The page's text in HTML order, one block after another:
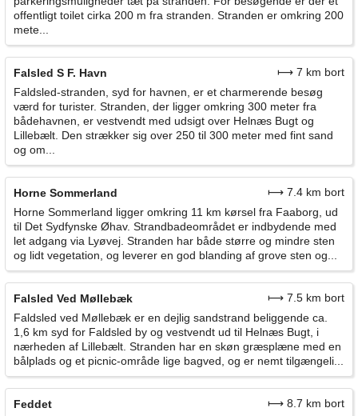
offentligt toilet cirka 200 m fra stranden. Stranden er omkring 200
mete...
Falsled S F. Havn
⟼ 7 km bort
Faldsled-stranden, syd for havnen, er et charmerende besøg
værd for turister. Stranden, der ligger omkring 300 meter fra
bådehavnen, er vestvendt med udsigt over Helnæs Bugt og
Lillebælt. Den strækker sig over 250 til 300 meter med fint sand
og om...
Horne Sommerland
⟼ 7.4 km bort
Horne Sommerland ligger omkring 11 km kørsel fra Faaborg, ud
til Det Sydfynske Øhav. Strandbadeområdet er indbydende med
let adgang via Lyøvej. Stranden har både større og mindre sten
og lidt vegetation, og leverer en god blanding af grove sten og...
Falsled Ved Møllebæk
⟼ 7.5 km bort
Faldsled ved Møllebæk er en dejlig sandstrand beliggende ca.
1,6 km syd for Faldsled by og vestvendt ud til Helnæs Bugt, i
nærheden af Lillebælt. Stranden har en skøn græsplæne med en
bålplads og et picnic-område lige bagved, og er nemt tilgængeli...
Feddet
⟼ 8.7 km bort